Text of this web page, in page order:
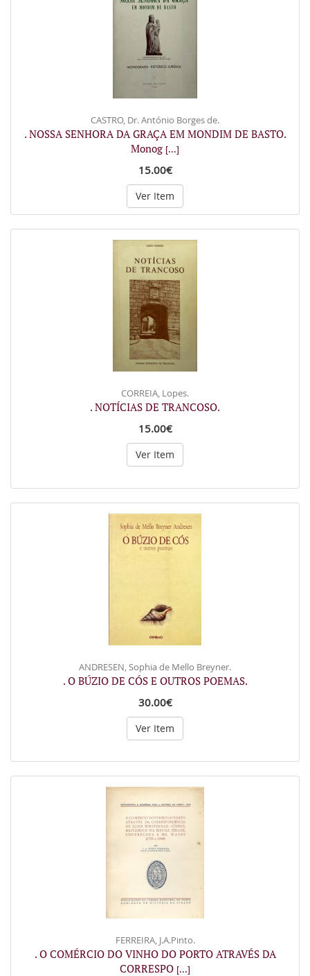
CASTRO, Dr. António Borges de.
. NOSSA SENHORA DA GRAÇA EM MONDIM DE BASTO.
Monog [...]
15.00€
Ver Item
CORREIA, Lopes.
. NOTÍCIAS DE TRANCOSO.
15.00€
Ver Item
ANDRESEN, Sophia de Mello Breyner.
. O BÚZIO DE CÓS E OUTROS POEMAS.
30.00€
Ver Item
FERREIRA, J.A.Pinto.
. O COMÉRCIO DO VINHO DO PORTO ATRAVÉS DA
CORRESPO [...]